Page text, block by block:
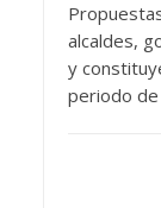
alcaldes,
y
periodo de